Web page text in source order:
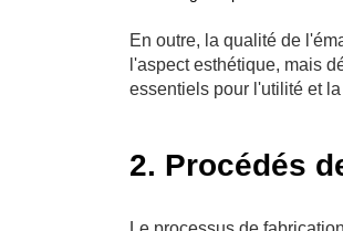
En outre, la qualité de
l'aspect esthétique, mais
essentiels pour l'utilité et
2. Procédés